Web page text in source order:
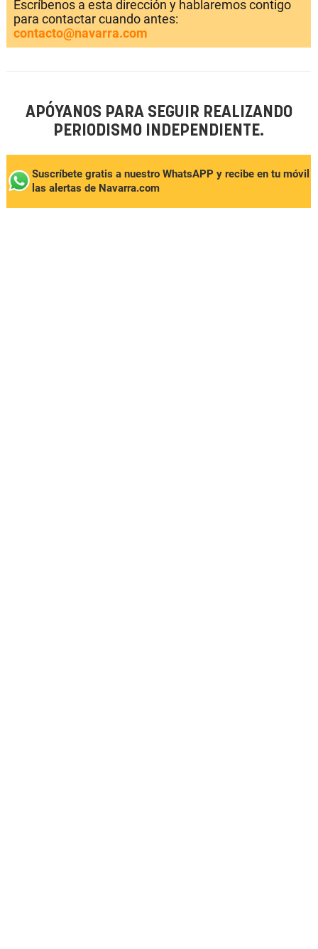
Escríbenos a esta dirección y hablaremos contigo
para contactar cuando antes:
contacto@navarra.com
APÓYANOS PARA SEGUIR REALIZANDO
PERIODISMO INDEPENDIENTE.
Suscríbete gratis a nuestro WhatsAPP y recibe en tu móvil
las alertas de Navarra.com